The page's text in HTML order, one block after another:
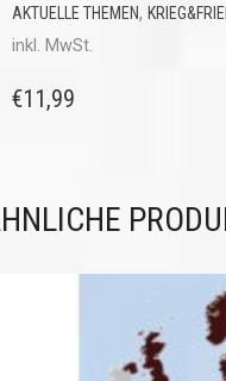
AKTUELLE THEMEN,
inkl. MwSt.
€11,99